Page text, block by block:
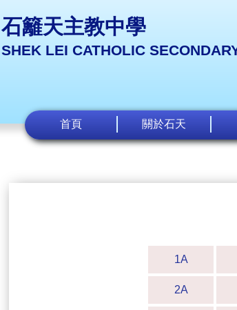
石籬天主教中學
SHEK LEI CATHOLIC
首頁 關於石天
1A
2A